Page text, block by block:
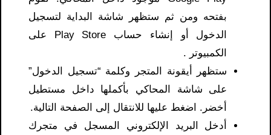
بفتحه ومن ثم ستظهر شاشة البداية لتسجيل
الدخول أو إنشاء حساب Play Store على
الكمبيوتر .
ستظهر أيقونة المتجر وكلمة “تسجيل الدخول”
على شاشة المحاكي بأكملها داخل مستطيل
أخضر. اضغط عليها للانتقال إلى الصفحة التالية.
أدخل البريد الإلكتروني المسجل في متجرك